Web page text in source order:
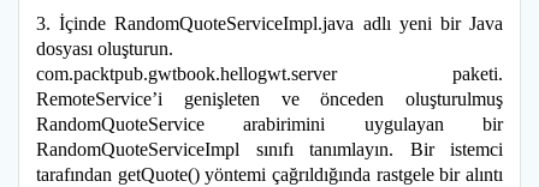
3. İçinde RandomQuoteServiceImpl.java adlı yeni bir Java
dosyası oluşturun.
com.packtpub.gwtbook.hellogwt.server paketi.
RemoteService’i genişleten ve önceden oluşturulmuş
RandomQuoteService arabirimini uygulayan bir
RandomQuoteServiceImpl sınıfı tanımlayın. Bir istemci
tarafından getQuote() yöntemi çağrıldığında rastgele bir alıntı